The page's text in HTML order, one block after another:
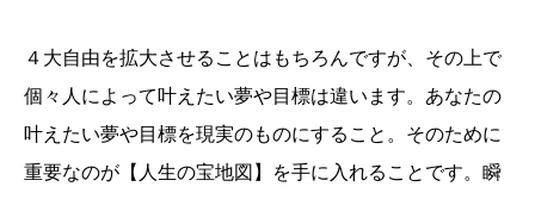
４大自由を拡大させることはもちろんですが、その上で
個々人によって叶えたい夢や目標は違います。あなたの
叶えたい夢や目標を現実のものにすること。そのために
重要なのが【人生の宝地図】を手に入れることです。瞬